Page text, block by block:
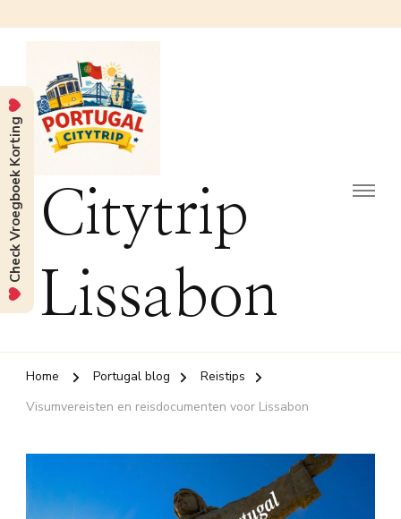
Citytrip
Lissabon
Home Portugal blog
Reistips
Visumvereisten en reisdocumenten voor Lissabon
Check Vroegboek Korting